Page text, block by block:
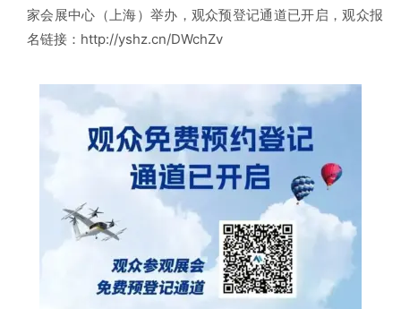
家会展中心（上海）举办，观众预登记通道已开启，观众报
名链接：http://yshz.cn/DWchZv